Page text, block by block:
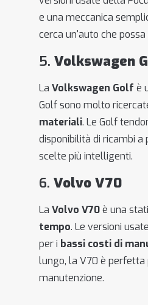
e una meccanica
cerca un'auto che
5. Volkswagen
La Volkswagen Golf è
Golf sono molto
materiali. Le Golf
disponibilità di ricambi
scelte più intelligenti.
6. Volvo V70
La Volvo V70è una
tempo. Le versioni
per i bassi costi di
lungo, la V70 è perfetta
manutenzione.